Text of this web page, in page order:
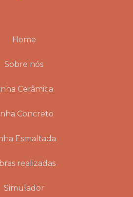
Home
Sobre nós
Cerâmica
Concreto
Esmaltada
realizadas
Simulador